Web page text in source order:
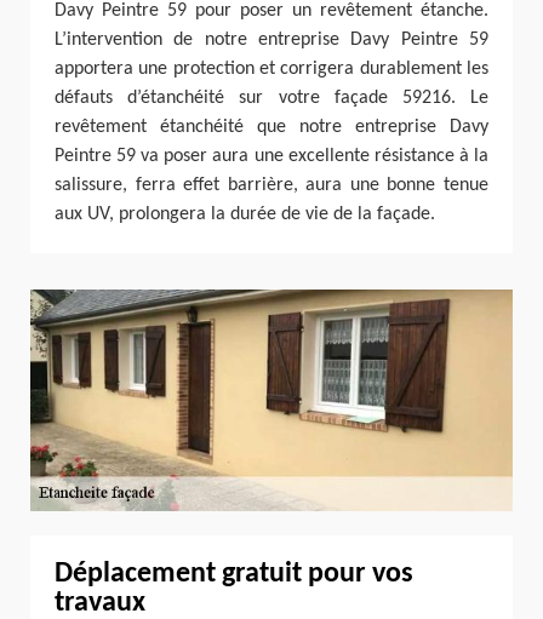
Davy Peintre 59 pour poser un revêtement étanche.
L’intervention de notre entreprise Davy Peintre 59
apportera une protection et corrigera durablement les
défauts d’étanchéité sur votre façade 59216. Le
revêtement étanchéité que notre entreprise Davy
Peintre 59 va poser aura une excellente résistance à la
salissure, ferra effet barrière, aura une bonne tenue
aux UV, prolongera la durée de vie de la façade.
Déplacement gratuit pour vos
travaux